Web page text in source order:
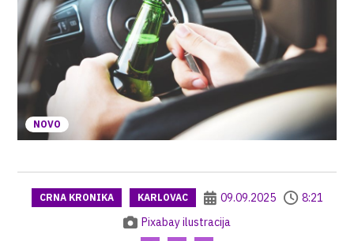
NOVO
CRNA KRONIKA KARLOVAC 09.09.2025
8:21
Pixabay ilustracija